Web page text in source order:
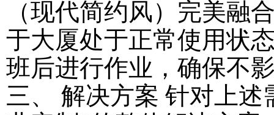
（现代简约风）完美融
于大厦处于正常使用状
班后进行作业，确保不
三、 解决方案 针对上